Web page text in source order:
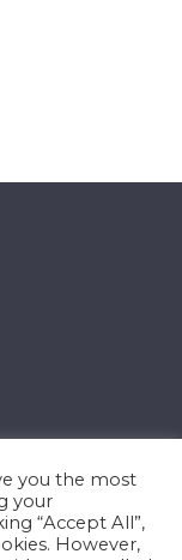
you the most
your
“Accept All”,
However,